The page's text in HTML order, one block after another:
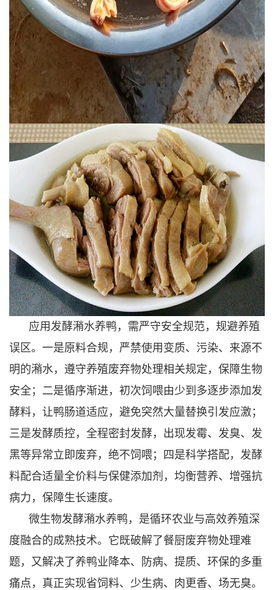
应用发酵潲水养鸭，需严守安全规范，规避养殖
误区。一是原料合规，严禁使用变质、污染、来源不
明的潲水，遵守养殖废弃物处理相关规定，保障生物
安全；二是循序渐进，初次饲喂由少到多逐步添加发
酵料，让鸭肠道适应，避免突然大量替换引发应激；
三是发酵质控，全程密封发酵，出现发霉、发臭、发
黑等异常立即废弃，绝不饲喂；四是科学搭配，发酵
料配合适量全价料与保健添加剂，均衡营养、增强抗
病力，保障生长速度。
微生物发酵潲水养鸭，是循环农业与高效养殖深
度融合的成熟技术。它既破解了餐厨废弃物处理难
题，又解决了养鸭业降本、防病、提质、环保的多重
痛点，真正实现省饲料、少生病、肉更香、场无臭。